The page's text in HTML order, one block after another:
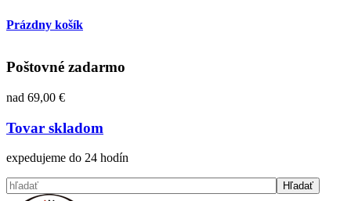
Prázdny košík
Poštovné zadarmo
nad 69,00 €
Tovar skladom
expedujeme do 24 hodín